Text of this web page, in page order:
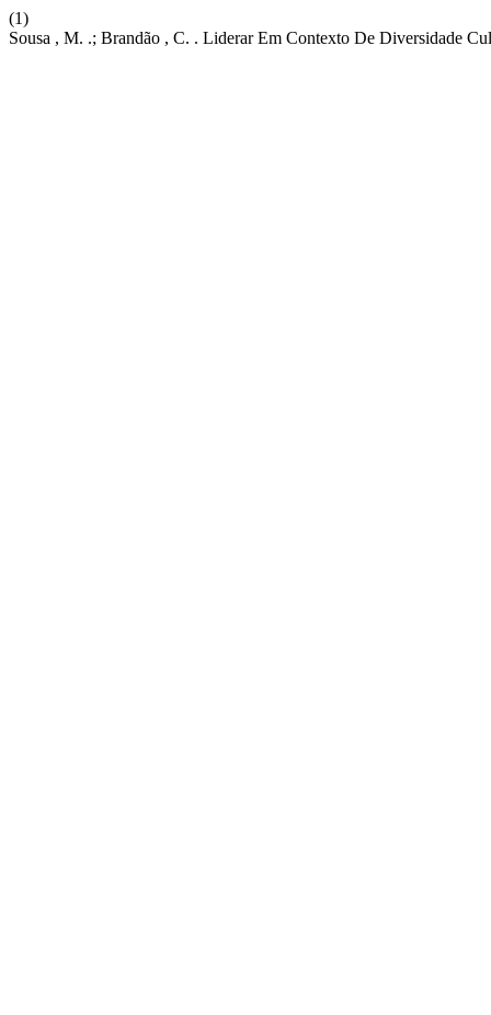
(1)
Sousa , M. .; Brandão , C. . Liderar Em Contexto De Diversidade